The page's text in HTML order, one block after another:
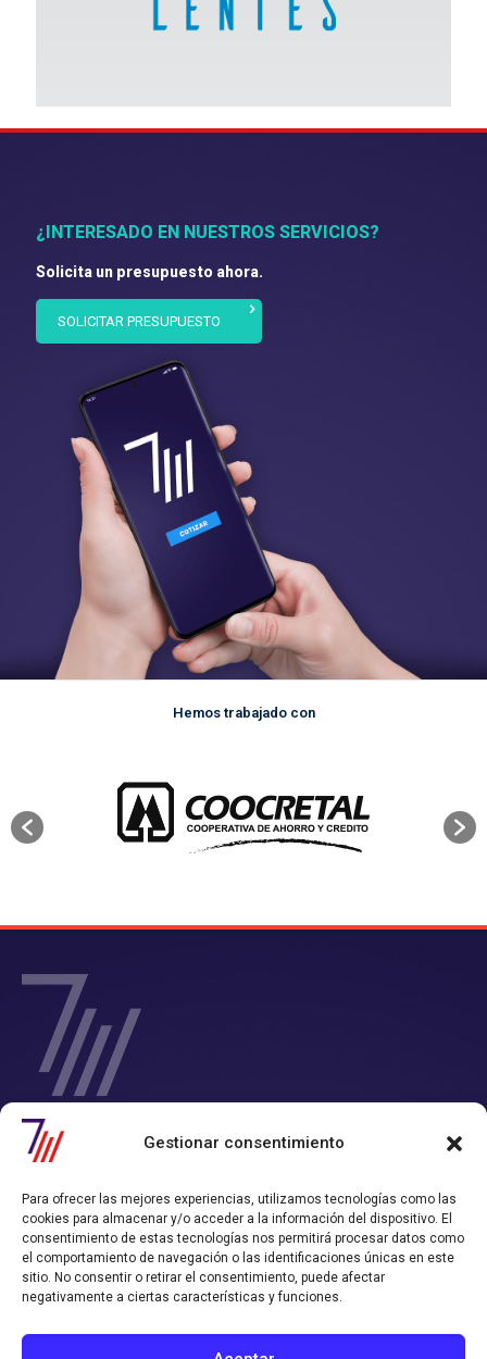
Gestionar consentimiento
Para ofrecer las mejores experiencias, utilizamos tecnologías como las
cookies para almacenar y/o acceder a la información del dispositivo. El
consentimiento de estas tecnologías nos permitirá procesar datos como
el comportamiento de navegación o las identificaciones únicas en este
sitio. No consentir o retirar el consentimiento, puede afectar
negativamente a ciertas características y funciones.
¿INTERESADO EN NUESTROS SERVICIOS?
Solicita un presupuesto ahora.
SOLICITAR PRESUPUESTO
Hemos trabajado con
SIETE Y MEDIA - Agencia de Marketing Digital en
Chile
el que consigues tiempo y rentabilidad.
Nos convertimos en tu departamento de Marketing Online, y
trabajamos alineados con los objetivos de ventas que hayas definido.
Política de Privacidad Política de Cookies
CONTACTO AGENCIA